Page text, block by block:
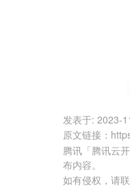
发表于: 2023-
原文链接 ：
腾讯「腾讯云
布内容。
如有侵权，请